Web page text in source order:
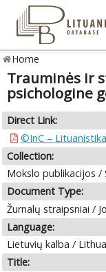
Home
Trauminės ir
psichologine
Direct Link:
©InC – Lituanistika
Collection:
Mokslo publikacijos /
Document Type:
Žurnalų straipsniai /
Language:
Lietuvių kalba /
Title: